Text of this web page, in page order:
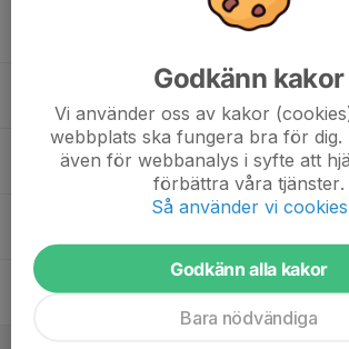
20
Godkänn kakor
Vi använder oss av kakor
webbplats ska fungera bra för dig.
även för webbanalys i syfte att
förbättra våra tjänster.
Så använder vi cookies
Godkänn alla kakor
Bara nödvändiga